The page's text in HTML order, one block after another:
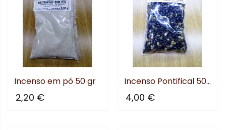
Incenso em pó 50 gr
2,20 €
Incenso Pontifical 50 gr
4,00 €